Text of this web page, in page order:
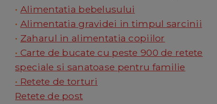
• Alimentatia bebelusului
• Alimentatia gravidei in timpul sarcinii
• Zaharul in alimentatia copiilor
• Carte de bucate cu peste 900 de retete
speciale si sanatoase pentru familie
• Retete de torturi
Retete de post